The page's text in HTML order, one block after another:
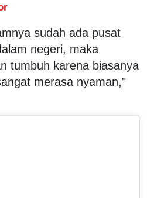
sudah ada pusat
negeri, maka
tumbuh karena biasanya
merasa nyaman,"